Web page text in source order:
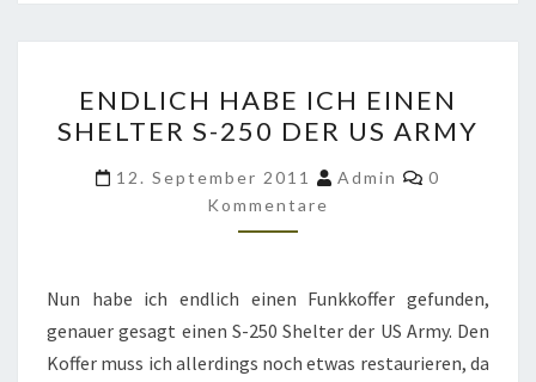
HABE
ICH
EINEN
SHELTER
S-
DER
US
ARMY
ENDLICH HABE ICH EINEN
SHELTER S-250 DER US ARMY
12. September 2011 Admin
0
Kommentare
Nun habe ich endlich einen Funkkoffer gefunden,
genauer gesagt einen S-250 Shelter der US Army. Den
Koffer muss ich allerdings noch etwas restaurieren, da